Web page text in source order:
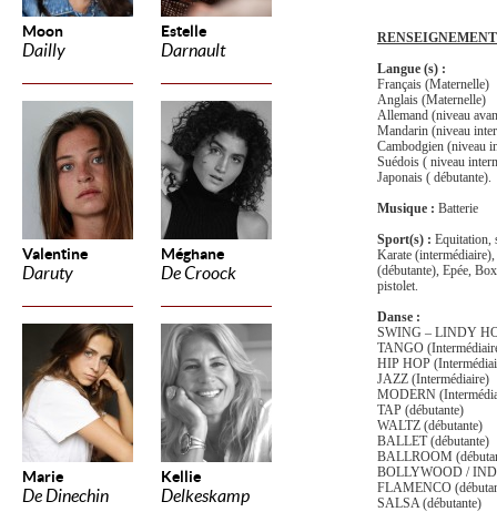
Moon
Dailly
Estelle
Darnault
Valentine
Daruty
Méghane
De Croock
Marie
De Dinechin
Kellie
Delkeskamp
Langue (s) :
Français (Maternelle)
Anglais (Maternelle)
Allemand (niveau
Mandarin (niveau
Cambodgien (niveau
Suédois ( niveau
Japonais ( débutante).
Musique : Batterie
Sport(s) : Equitation,
Karate
(débutante), Epée,
pistolet.
Danse :
SWING – LINDY
TANGO
HIP HOP
JAZZ (Intermédiaire)
MODERN
TAP (débutante)
WALTZ (débutante)
BALLET (débutante)
BALLROOM
BOLLYWOOD /
FLAMENCO
SALSA (débutante)